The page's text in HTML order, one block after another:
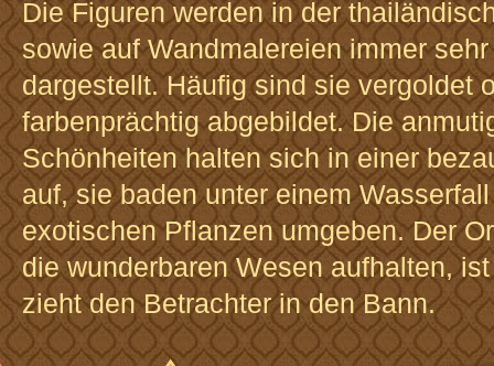
Die Figuren werden in der
sowie auf Wandmalereien immer
dargestellt. Häufig sind sie vergoldet
farbenprächtig abgebildet. Die
Schönheiten halten sich in einer
auf, sie baden unter einem
exotischen Pflanzen umgeben. Der
die wunderbaren Wesen aufhalten,
zieht den Betrachter in den Bann.